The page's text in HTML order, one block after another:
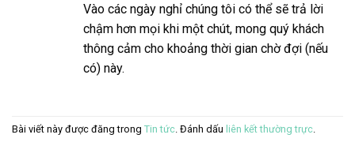
Vào các ngày nghỉ chúng tôi có thể sẽ trả lời
chậm hơn mọi khi một chút, mong quý khách
thông cảm cho khoảng thời gian chờ đợi (nếu
có) này.
Bài viết này được đăng trong Tin tức. Đánh dấu liên kết thường trực.